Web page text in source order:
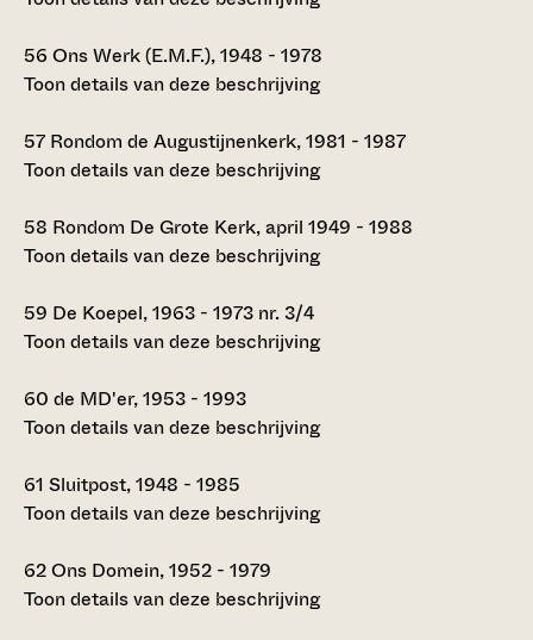
56 Ons Werk (E.M.F.), 1948 - 1978
Toon details van deze beschrijving
57 Rondom de Augustijnenkerk, 1981 - 1987
Toon details van deze beschrijving
58 Rondom De Grote Kerk, april 1949 - 1988
Toon details van deze beschrijving
59 De Koepel, 1963 - 1973 nr. 3/4
Toon details van deze beschrijving
60 de MD'er, 1953 - 1993
Toon details van deze beschrijving
61 Sluitpost, 1948 - 1985
Toon details van deze beschrijving
62Ons Domein, 1952 - 1979
Toon details van deze beschrijving